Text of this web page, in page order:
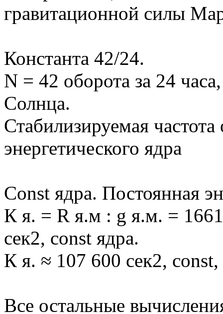
гравитационной силы
Константа 42/24.
N = 42 оборота за 24
Солнца.
Стабилизируемая
энергетического ядра
Сonst ядра. Постоянная
К я. = R я.м : g я.м. =
сек2, const ядра.
К я. ≈ 107 600 сек2,
Все остальные